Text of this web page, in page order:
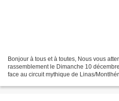
Bonjour à tous et à toutes, Nous vous
rassemblement le Dimanche 10
face au circuit mythique de Linas/